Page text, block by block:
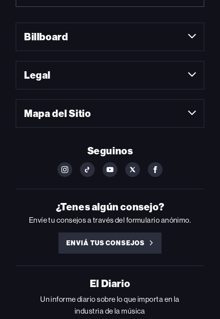
Billboard
Legal
Mapa del Sitio
Seguinos
FOLLOW
ON
INSTAGRAM
FOLLOW
ON
YOUTUBE
FOLLOW
ON
YOUTUBE
FOLLOW
ON
FOLLOW
ON
FACEBOOK
¿Tenes algún consejo?
Envíe tu consejos a través del formulario anónimo.
ENVIÁ TUS CONSEJOS
ENVIÁ
CONSEJOS
El Diario
Un informe diario sobre lo que importa en la
industria de la música